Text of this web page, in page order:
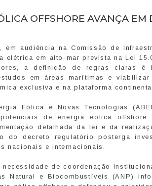
OFFSHORE AVANÇA EM
em audiência na Comissão de
elétrica em alto-mar prevista na Lei
a definição de regras claras é
em áreas marítimas e
exclusiva e na plataforma
Eólica e Novas Tecnologias
de energia eólica
detalhada da lei e da
decreto regulatório posterga
nacionais e internacionais.
de coordenação
Natural e Biocombustíveis (ANP)